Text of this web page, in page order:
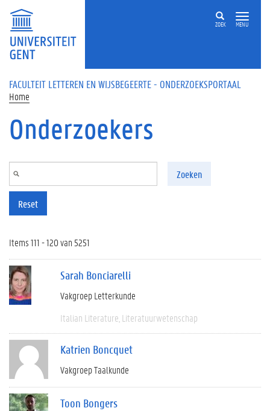
Overslaan en naar de inhoud gaan
ZOEK MENU
FACULTEIT LETTEREN EN WIJSBEGEERTE - ONDERZOEKSPORTAAL
Home
Onderzoekers
Zoeken
Reset
Items 111 - 120 van 5251
Sarah Bonciarelli
Vakgroep Letterkunde
Italian Literature Literatuurwetenschap
Katrien Boncquet
Vakgroep Taalkunde
Toon Bongers